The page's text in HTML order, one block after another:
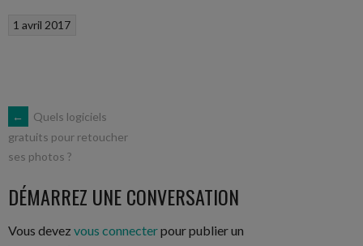
1 avril 2017
NAVIGATION
DES
ARTICLES
←
Quels logiciels
gratuits pour retoucher
ses photos ?
DÉMARREZ UNE CONVERSATION
Vous devez vous connecterpour publier un